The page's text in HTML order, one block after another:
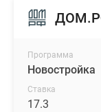
Программа
Новостройка
Ставка
17.3